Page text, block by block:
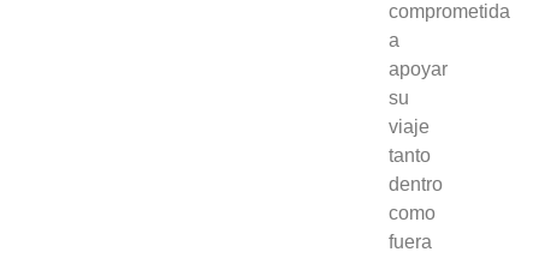
comprometida
a
apoyar
su
viaje
tanto
dentro
como
fuera